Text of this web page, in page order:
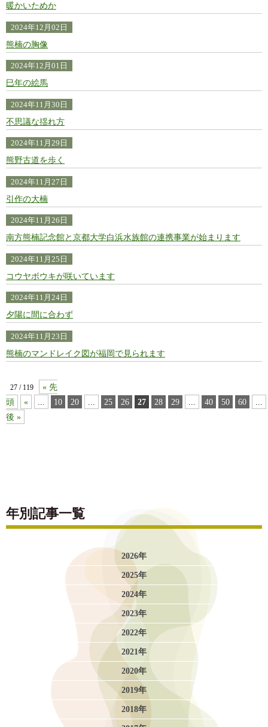
暖かいためか
2024年12月02日
熊楠の胸像
2024年12月01日
巳年の絵馬
2024年11月30日
不思議な揺れ方
2024年11月29日
熊野古道を歩く
2024年11月27日
引作の大楠
2024年11月26日
南方熊楠記念館と京都大学白浜水族館の連携事業が始まります
2024年11月25日
コウヤボウキが咲いています
2024年11月24日
夕陽に間に合わず
2024年11月23日
熊楠のマンドレイク図が福岡で見られます
27 / 119
« 先
頭
« 10 20 25 26 27 28 29 40 50 60
後 »
年別記事一覧
2026年
2025年
2024年
2023年
2022年
2021年
2020年
2019年
2018年